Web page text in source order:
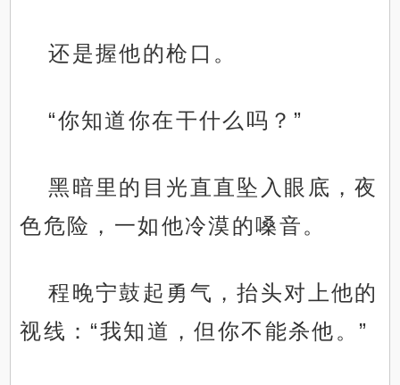
还是握他的枪口。
“你知道你在干什么吗？”
黑暗里的目光直直坠入眼底，夜
色危险，一如他冷漠的嗓音。
程晚宁鼓起勇气，抬头对上他的
视线：“我知道，但你不能杀他。”